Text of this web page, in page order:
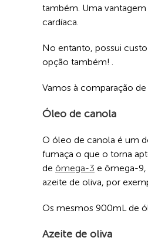
também. Uma vantagem
cardíaca.
No entanto, possui
opção também! .
Vamos à comparação
Óleo de canola
O óleo de canola é um
fumaça o que o torna
de ômega-3 e ômega-9,
azeite de oliva, por
Os mesmos 900mL de
Azeite de oliva